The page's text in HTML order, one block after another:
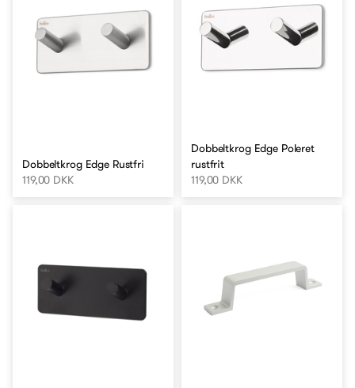
Dobbeltkrog Edge Rustfri
119,00 DKK
Dobbeltkrog Edge Poleret
rustfrit
119,00 DKK